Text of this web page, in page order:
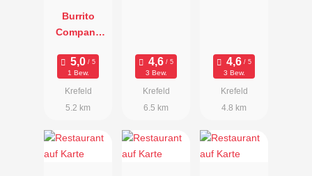
Burrito
Company
Lieferdienst
und
Catering
1 Bew.
Krefeld
5.2 km
3 Bew.
Krefeld
6.5 km
3 Bew.
Krefeld
4.8 km